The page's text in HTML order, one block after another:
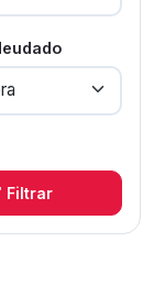
Filtrar